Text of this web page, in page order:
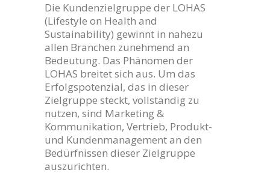
Die Kundenzielgruppe der LOHAS
(Lifestyle on Health and
Sustainability) gewinnt in nahezu
allen Branchen zunehmend an
Bedeutung. Das Phänomen der
LOHAS breitet sich aus. Um das
Erfolgspotenzial, das in dieser
Zielgruppe steckt, vollständig zu
nutzen, sind Marketing &
Kommunikation, Vertrieb, Produkt-
und Kundenmanagement an den
Bedürfnissen dieser Zielgruppe
auszurichten.